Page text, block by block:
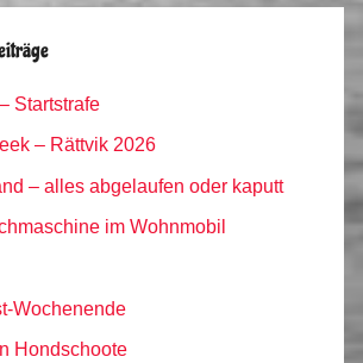
Startstrafe
– Rättvik 2026
– alles abgelaufen oder kaputt
im Wohnmobil
Wochenende
Hondschoote